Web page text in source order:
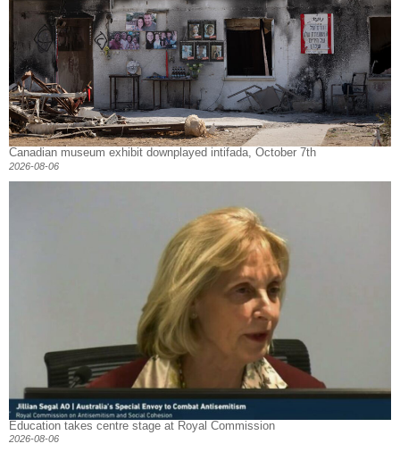
Canadian museum exhibit downplayed intifada, October 7th
2026-08-06
Education takes centre stage at Royal Commission
2026-08-06